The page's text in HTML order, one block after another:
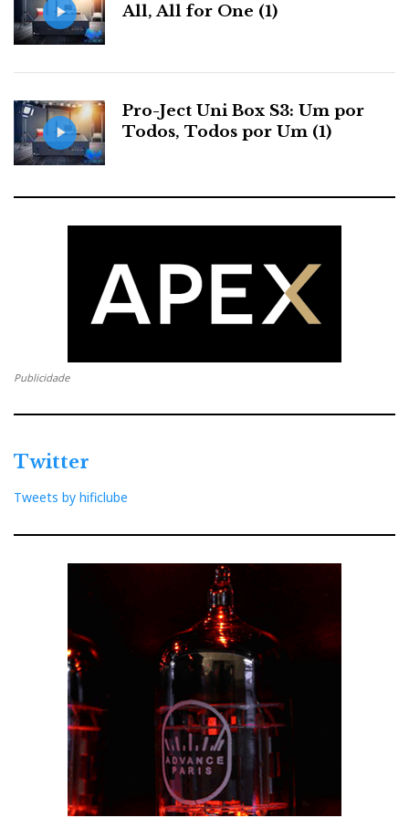
All, All for One (1)
Pro-Ject Uni Box S3: Um por
Todos, Todos por Um (1)
Publicidade
Twitter
Tweets by hificlube